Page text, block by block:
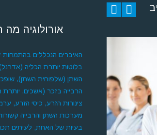
אורולוגיה מה
האיברים הנכללים בהתמחות
בלוטות יותרת הכליה
השתן (שלפוחית השתן),
הרבייה בזכר (אשכים, יותרת
צינורות הזרע, כיסי הזרע,
מערכות השתן והרבייה
בעיות של האחת, לעיתים